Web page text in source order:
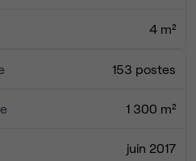
4 m²
153 postes
1 300 m²
juin 2017